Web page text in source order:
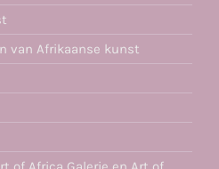
van Afrikaanse kunst